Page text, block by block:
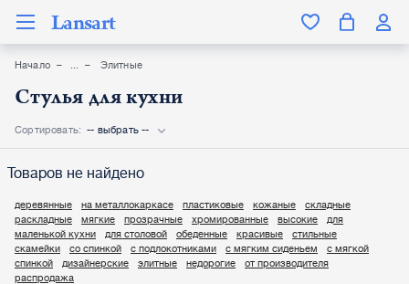
Lansart
Начало Элитные
Стулья для кухни
Сортировать: -- выбрать --
Товаров не найдено
деревянные на металлокаркасе пластиковые кожаные
складные
раскладные
мягкие прозрачные хромированные высокие
для
маленькой кухни
для столовой обеденные красивые
стильные
скамейки
со спинкой с подлокотниками с мягким сиденьем
с мягкой
спинкой
дизайнерские элитные недорогие
от производителя
распродажа